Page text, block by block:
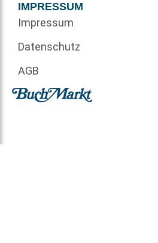
IMPRESSUM
Impressum
Datenschutz
AGB